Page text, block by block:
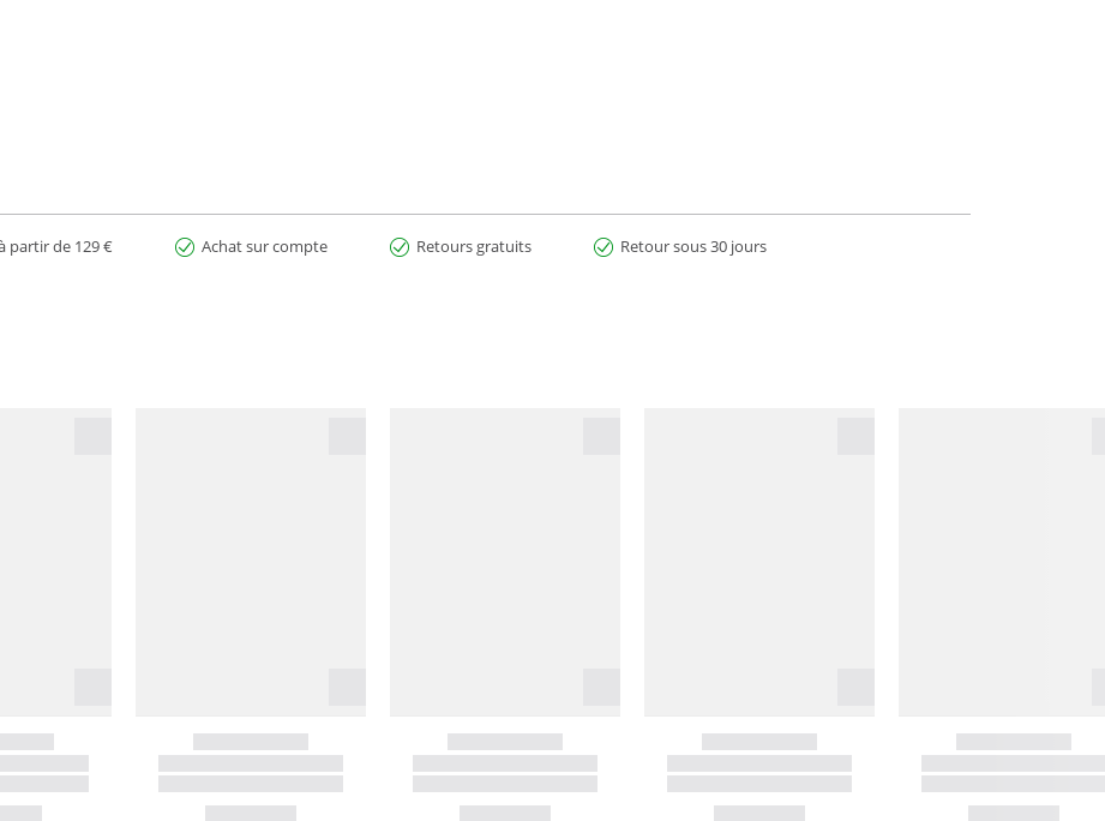
partir de 129 € Achat sur compte Retours gratuits Retour sous 30 jours